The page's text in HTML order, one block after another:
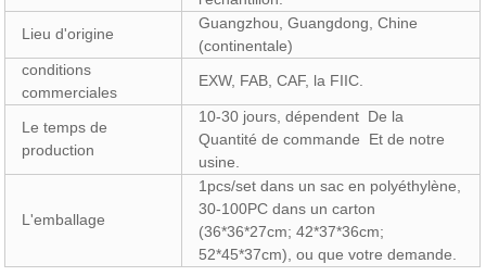
Lieu d'origine
Guangzhou, Guangdong, Chine
(continentale)
conditions
commerciales
EXW, FAB, CAF, la FIIC.
Le temps de
production
10-30 jours, dépendent De la
Quantité de commande Et de notre
usine.
L'emballage
1pcs/set dans un sac en polyéthylène,
30-100PC dans un carton
(36*36*27cm; 42*37*36cm;
52*45*37cm), ou que votre demande.